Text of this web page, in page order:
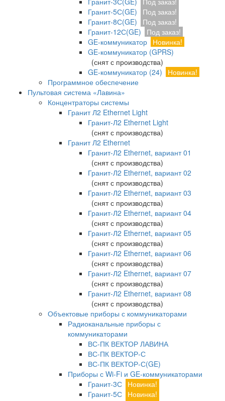
Гранит-5С(GE)
Под заказ!
Гранит-8С(GE)
Под заказ!
Гранит-12С(GE)
Под заказ!
GE-коммуникатор Новинка!
GE-коммуникатор (GPRS)
(снят с производства)
GE-коммуникатор (24)
Новинка!
Программное обеспечение
Пультовая система «Лавина»
Концентраторы системы
Гранит Л2 Ethernet Light
Гранит-Л2 Ethernet Light
(снят с производства)
Гранит Л2 Ethernet
Гранит-Л2 Ethernet, вариант 01
(снят с производства)
Гранит-Л2 Ethernet, вариант 02
(снят с производства)
Гранит-Л2 Ethernet, вариант 03
(снят с производства)
Гранит-Л2 Ethernet, вариант 04
(снят с производства)
Гранит-Л2 Ethernet, вариант 05
(снят с производства)
Гранит-Л2 Ethernet, вариант 06
(снят с производства)
Гранит-Л2 Ethernet, вариант 07
(снят с производства)
Гранит-Л2 Ethernet, вариант 08
(снят с производства)
Объектовые приборы с коммуникаторами
Радиоканальные приборы с
коммуникаторами
ВС-ПК ВЕКТОР ЛАВИНА
ВС-ПК ВЕКТОР-С
ВС-ПК ВЕКТОР-С(GE)
Приборы с Wi-Fi и GE-коммуникаторами
Гранит-3С Новинка!
Гранит-5С Новинка!